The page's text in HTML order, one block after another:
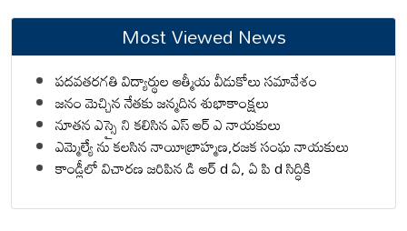
Most Viewed News
పదవతరగతి విద్యార్థుల ఆత్మీయ వీడుకోలు సమావేశం
జనం మెచ్చిన నేతకు జన్మదిన శుభాకాంక్షలు
నూతన ఎస్సై ని కలిసిన ఎస్ ఆర్ ఎ నాయకులు
ఎమ్మెల్యే ను కలసిన నాయీబ్రాహ్మణ,రజక సంఘ నాయకులు
కాండ్లీలో విచారణ జరిపిన డి ఆర్ d ఏ, ఏ పి d సిద్ధికి